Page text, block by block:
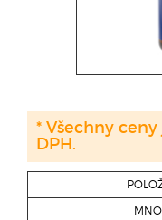
* Všechny
DPH.